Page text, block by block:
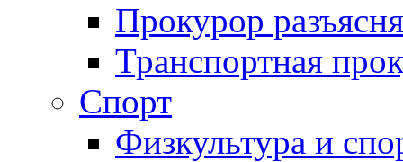
Прокурор
Транспортная
Спорт
Физкультура и